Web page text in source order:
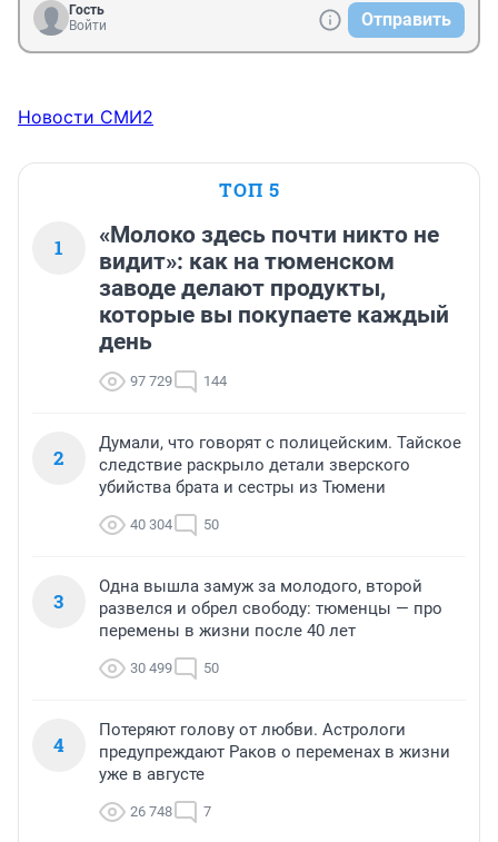
Гость
Войти
Отправить
Новости СМИ2
ТОП 5
1
«Молоко здесь почти никто не
видит»: как на тюменском
заводе делают продукты,
которые вы покупаете каждый
день
97 729 144
2
Думали, что говорят с полицейским. Тайское
следствие раскрыло детали зверского
убийства брата и сестры из Тюмени
40 304 50
3
Одна вышла замуж за молодого, второй
развелся и обрел свободу: тюменцы — про
перемены в жизни после 40 лет
30 499 50
4
Потеряют голову от любви. Астрологи
предупреждают Раков о переменах в жизни
уже в августе
26 748 7